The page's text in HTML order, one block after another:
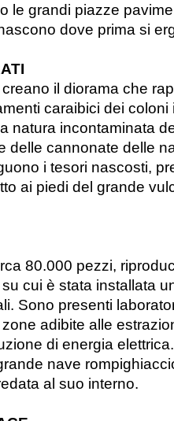
le grandi piazze
dove prima si
il diorama che
caraibici dei coloni
natura incontaminata
delle cannonate delle
i tesori nascosti,
ai piedi del grande
80.000 pezzi,
cui è stata installata
Sono presenti
adibite alle
di energia
nave
al suo interno.